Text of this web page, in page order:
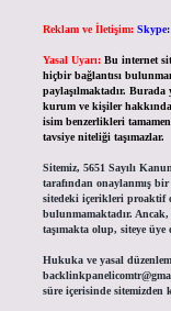
Reklam ve İletişim: Skype:
Yasal Uyarı: Bu internet
hiçbir bağlantısı
paylaşılmaktadır.
kurum ve kişiler
isim benzerlikleri
tavsiye niteliği taşımazlar.
Sitemiz, 5651 Sayılı
tarafından onaylanmış
sitedeki içerikleri proaktif
bulunmamaktadır.
taşımakta olup, siteye
Hukuka ve yasal
süre içerisinde sitemizden